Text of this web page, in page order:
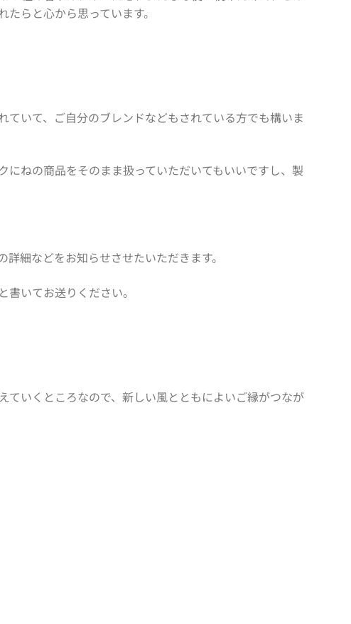
らと心から思っています。
いて、ご自分のブレンドなどもされている方でも構いま
ねの商品をそのまま扱っていただいてもいいですし、製
細などをお知らせさせたいただきます。
書いてお送りください。
ていくところなので、新しい風とともによいご縁がつなが